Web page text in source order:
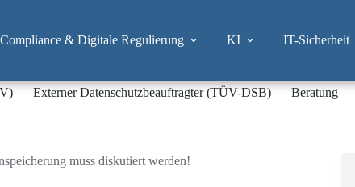
Compliance & Digitale Regulierung KI IT-Sicherheit
Externer Datenschutzbeauftragter (TÜV-DSB) Beratung
muss diskutiert werden!